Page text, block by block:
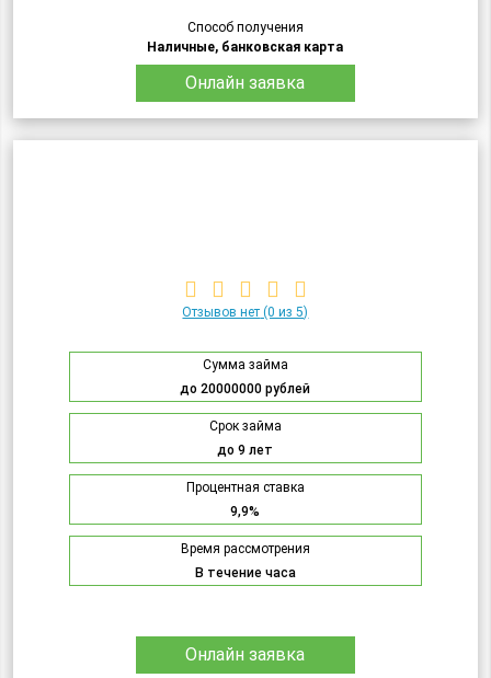
Способ получения
Наличные, банковская карта
Онлайн заявка
Отзывов нет (0 из 5)
Сумма займа
до 20000000 рублей
Срок займа
до 9 лет
Процентная ставка
9,9%
Время рассмотрения
В течение часа
Онлайн заявка